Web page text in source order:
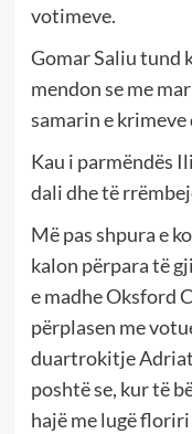
votimeve.
Gomar Saliu tund
mendon se me
samarin e krimeve
Kau i parmëndës
dali dhe të
Më pas shpura e
kalon përpara të
e madhe Oksford
përplasen me
duartrokitje
poshtë se, kur të
hajë me lugë